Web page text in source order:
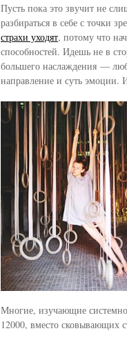
Пусть пока это звучит не
разбираться в себе с точки
страхи уходят, потому что
способностей. Идешь не в
большего наслаждения —
направление и суть эмоции. И
Многие, изучающие
12000, вместо сковывающих